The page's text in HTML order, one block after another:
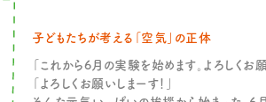
子どもたちが考える「空気」の正体
「これから6月の実験を始めます。よろしくお願
「よろしくお願いしまーす！」